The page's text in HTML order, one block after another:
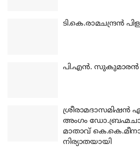
ടി.കെ.രാമചന്ദ്രന്‍
പി.എന്‍. സുകുമാരന്‍
ശ്രീരാമദാസമിഷന്‍
അംഗം
മാതാവ്
നിര്യാതയായി